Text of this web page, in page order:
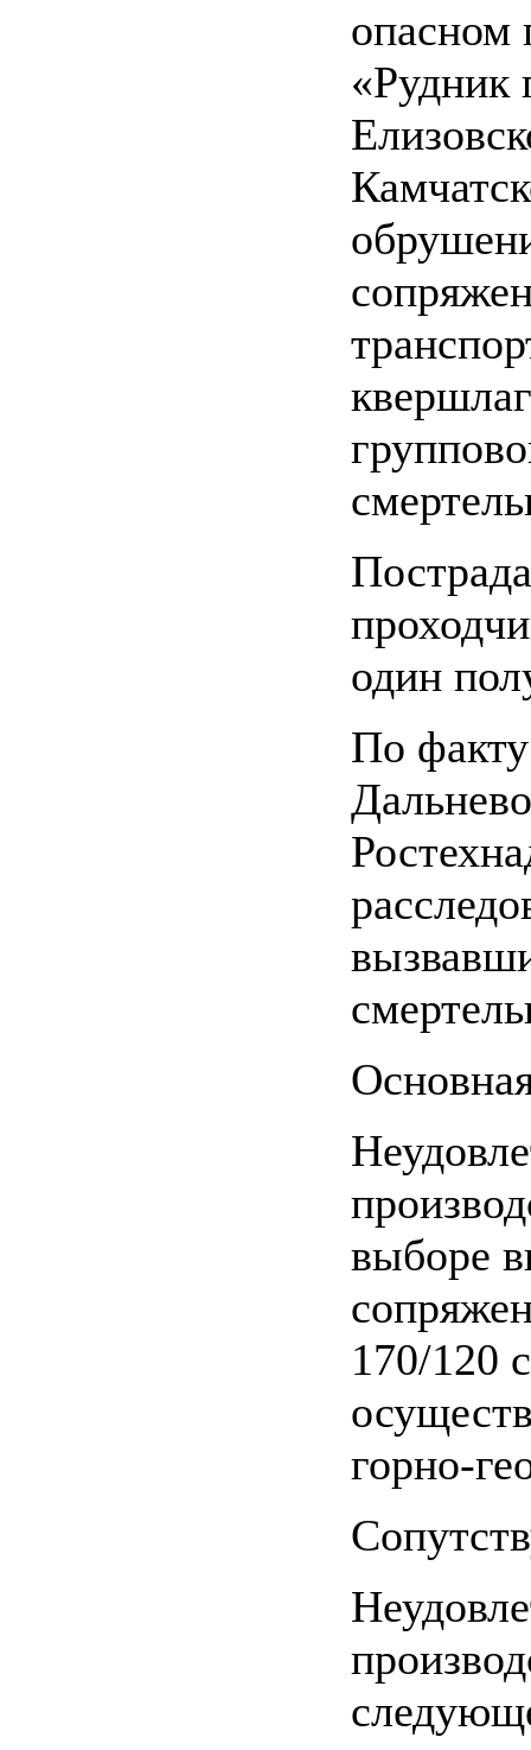
опасном
«Рудник
один
По факту
выборе
170/120
горно-